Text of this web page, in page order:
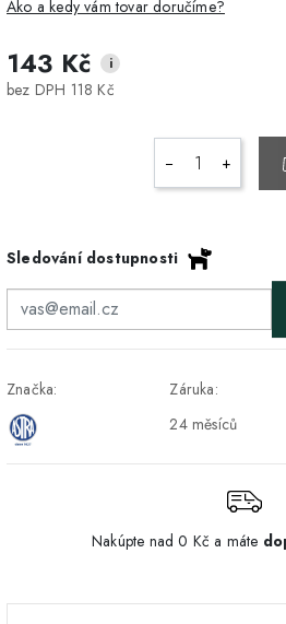
Ako a kedy vám tovar doručíme?
DPD Home - doručenie
na adresu
Pickup
1-2
143 Kč i
bez DPH 118 Kč
− +
Sledování dostupnosti
Značka:
Záruka:
24 měsíců
Nakúpte nad 0 Kč a máte